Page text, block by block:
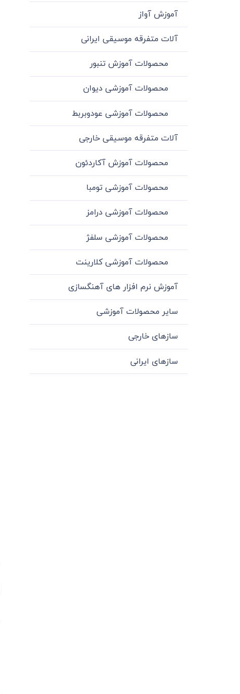
آموزش آواز
آلات متفرقه موسیقی ایرانی
محصولات آموزش تنبور
محصولات آموزشی دیوان
محصولات آموزشی عودوبربط
آلات متفرقه موسیقی خارجی
محصولات آموزش آکاردئون
محصولات آموزشی تومبا
محصولات آموزشی درامز
محصولات آموزشی سلفژ
محصولات آموزشی کلارینت
آموزش نرم افزار های آهنگسازی
سایر محصولات آموزشی
سازهای خارجی
سازهای ایرانی